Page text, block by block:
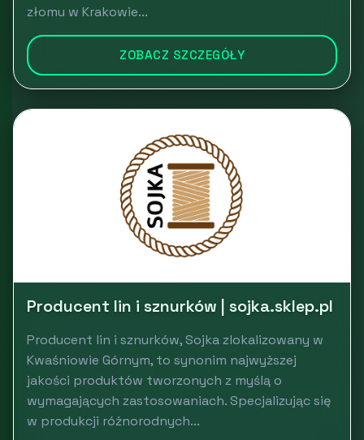
złomu w Krakowie...
ZOBACZ SZCZEGÓŁY
Producent lin i sznurków | sojka.sklep.pl
Producent lin i sznurków, Sojka zlokalizowany w
Kwaśniowie Górnym, to synonim najwyższej
jakości produktów tworzonych z myślą o
wymagających zastosowaniach. Specjalizując się
w produkcji różnorodnych...